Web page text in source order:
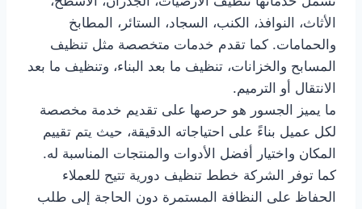
الأثاث، النوافذ، الكنب، السجاد، الستائر، المطابخ
والحمامات. كما تقدم خدمات متخصصة مثل تنظيف
المسابح والخزانات، تنظيف ما بعد البناء، وتنظيف ما بعد
الانتقال أو الترميم.
ما يميز الجسور هو حرصها على تقديم خدمة مخصصة
لكل عميل بناءً على احتياجاته الدقيقة، حيث يتم تقييم
المكان واختيار أفضل الأدوات والمنتجات المناسبة له.
كما توفر الشركة خطط تنظيف دورية تتيح للعملاء
الحفاظ على النظافة المستمرة دون الحاجة إلى طلب